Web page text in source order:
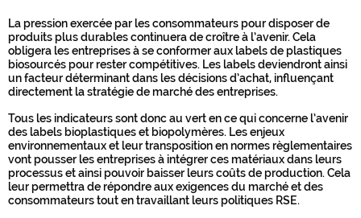
La pression exercée par les consommateurs pour disposer de
produits plus durables continuera de croître à l’avenir. Cela
obligera les entreprises à se conformer aux labels de plastiques
biosourcés pour rester compétitives. Les labels deviendront ainsi
un facteur déterminant dans les décisions d’achat, influençant
directement la stratégie de marché des entreprises.
Tous les indicateurs sont donc au vert en ce qui concerne l’avenir
des labels bioplastiques et biopolymères. Les enjeux
environnementaux et leur transposition en normes règlementaires
vont pousser les entreprises à intégrer ces matériaux dans leurs
processus et ainsi pouvoir baisser leurs coûts de production. Cela
leur permettra de répondre aux exigences du marché et des
consommateurs tout en travaillant leurs politiques RSE.